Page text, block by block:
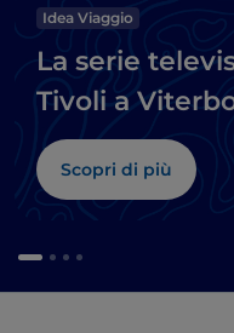
Idea Viaggio
La serie
Tivoli a
Scopri di più